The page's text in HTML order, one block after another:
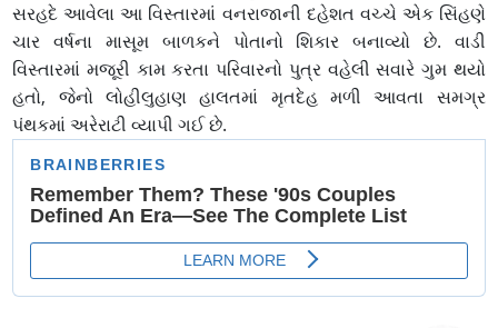
સરહદે આવેલા આ વિસ્તારમાં વનરાજાની દહેશત વચ્ચે એક સિંહણે
ચાર વર્ષના માસૂમ બાળકને પોતાનો શિકાર બનાવ્યો છે. વાડી
વિસ્તારમાં મજૂરી કામ કરતા પરિવારનો પુત્ર વહેલી સવારે ગુમ થયો
હતો, જેનો લોહીલુહાણ હાલતમાં મૃતદેહ મળી આવતા સમગ્ર
પંથકમાં અરેરાટી વ્યાપી ગઈ છે.